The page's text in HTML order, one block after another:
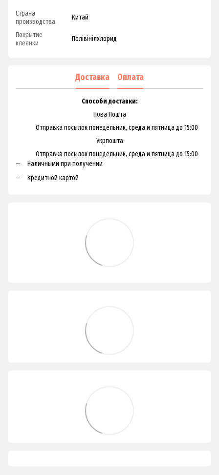
Страна
производства
Китай
Покрытие
клеенки
Полівінілхлорид
Доставка Оплата
Способи доставки:
Нова Пошта
Отправка посылок понедельник, среда и пятница до 15:00
Укрпошта
Отправка посылок понедельник, среда и пятница до 15:00
Наличными при получении
Кредитной картой